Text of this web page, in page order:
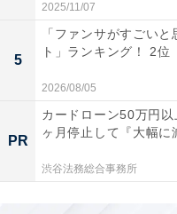
第2位は、鳥山明さん
ール』。1986～1989年
後、続編となる『ドラ
います。劇場版も多数
2025/11/07
5
「ファンサがすごい
ト」ランキング！ 2位
2026/08/05
PR
カードローン50万円
ヶ月停止して『大幅に
渋谷法務総合事務所